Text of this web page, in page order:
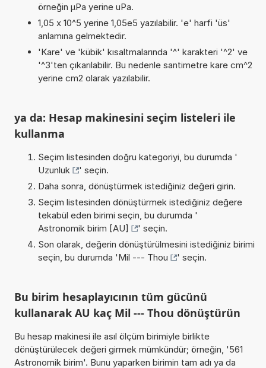
örneğin µPa yerine uPa.
1,05 x 10^5 yerine 1,05e5 yazılabilir. 'e' harfi 'üs'
anlamına gelmektedir.
'Kare' ve 'kübik' kısaltmalarında '^' karakteri '^2' ve
'^3'ten çıkarılabilir. Bu nedenle santimetre kare cm^2
yerine cm2 olarak yazılabilir.
ya da: Hesap makinesini seçim listeleri ile
kullanma
Seçim listesinden doğru kategoriyi, bu durumda '
Uzunluk
' seçin.
Daha sonra, dönüştürmek istediğiniz değeri girin.
Seçim listesinden dönüştürmek istediğiniz değere
tekabül eden birimi seçin, bu durumda '
Astronomik birim [AU]
' seçin.
Son olarak, değerin dönüştürülmesini istediğiniz birimi
seçin, bu durumda 'Mil --- Thou ' seçin.
Bu birim hesaplayıcının tüm gücünü
kullanarak AU kaç Mil --- Thou dönüştürün
Bu hesap makinesi ile asıl ölçüm birimiyle birlikte
dönüştürülecek değeri girmek mümkündür; örneğin, '561
Astronomik birim'. Bunu yaparken birimin tam adı ya da